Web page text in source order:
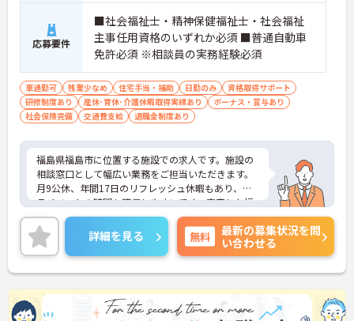
応募要件
■社会福祉士・精神保健福祉士・社会福祉
主事任用資格のいずれか必須 ■普通自動車
免許必須 ※相談員の実務経験必須
車通勤可 残業少なめ 住宅手当・補助 日勤のみ
資格取得サポート
研修制度あり
産休･育休･介護休暇取得実績あり
ボーナス・賞与あり
社会保険完備
交通費支給 退職金制度あり
福島県福島市に位置する施設での求人です。施設の
相談窓口として幅広い業務をご担当いただきます。
月9公休、年間17日のリフレッシュ休暇もあり、プ
ライベートの時間も確保しやすいです。充実した福
利厚生等の待遇面の良さも魅力も魅力です。ご興味
のある方には、面接対策ポイントなど、さらに詳細
をお話ししますのでお気軽にご相談ください！
詳細を見る 無料
最新の募集状況を問
い合わせる